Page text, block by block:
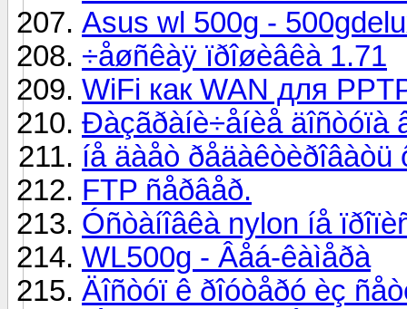
Asus wl 500g -
÷åøñêàÿ ïðîøèâêà 1.71
WiFi как WAN для
Ðàçãðàíè÷åíèå äîñòóïà
íå äàåò ðåäàêòèðîâàòü
FTP ñåðâåð.
Óñòàíîâêà nylon íå
WL500g - Âåá-êàìåðà
Äîñòóï ê ðîóòåðó èç